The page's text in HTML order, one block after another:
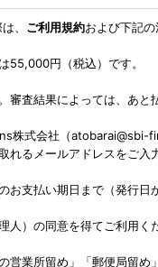
、 ご利用規約および下記
55,000円（税込）です。
審査結果によっては、あ
株式会社（atobarai@sbi-
れるメールアドレスをご入
お支払い期日まで（発行日
）の同意を得てご利用く
営業所留め」「郵便局留